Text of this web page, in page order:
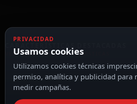
VER TODAS LAS CARACTERÍSTICAS
42 (Al) x 167.5 (φ) mm
PRIVACIDAD
Usamos cookies
Utilizamos cookies técnicas
permiso, analítica y publicidad para
medir campañas.